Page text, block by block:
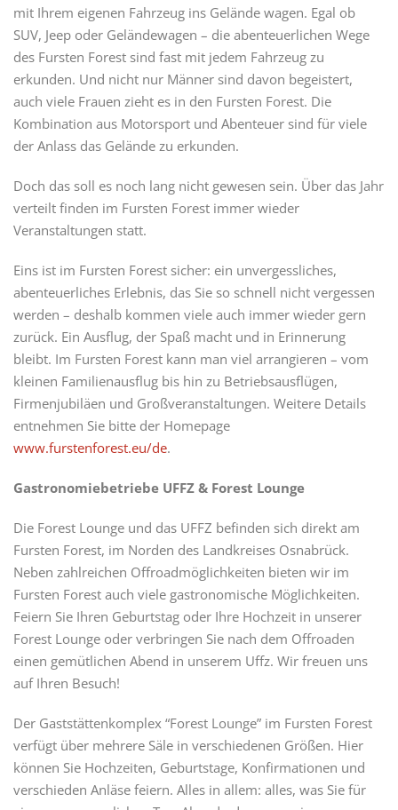
mit Ihrem eigenen Fahrzeug ins Gelände wagen. Egal ob
SUV, Jeep oder Geländewagen – die abenteuerlichen Wege
des Fursten Forest sind fast mit jedem Fahrzeug zu
erkunden. Und nicht nur Männer sind davon begeistert,
auch viele Frauen zieht es in den Fursten Forest. Die
Kombination aus Motorsport und Abenteuer sind für viele
der Anlass das Gelände zu erkunden.
Doch das soll es noch lang nicht gewesen sein. Über das Jahr
verteilt finden im Fursten Forest immer wieder
Veranstaltungen statt.
Eins ist im Fursten Forest sicher: ein unvergessliches,
abenteuerliches Erlebnis, das Sie so schnell nicht vergessen
werden – deshalb kommen viele auch immer wieder gern
zurück. Ein Ausflug, der Spaß macht und in Erinnerung
bleibt. Im Fursten Forest kann man viel arrangieren – vom
kleinen Familienausflug bis hin zu Betriebsausflügen,
Firmenjubiläen und Großveranstaltungen. Weitere Details
entnehmen Sie bitte der Homepage
www.furstenforest.eu/de.
Gastronomiebetriebe UFFZ & Forest Lounge
Die Forest Lounge und das UFFZ befinden sich direkt am
Fursten Forest, im Norden des Landkreises Osnabrück.
Neben zahlreichen Offroadmöglichkeiten bieten wir im
Fursten Forest auch viele gastronomische Möglichkeiten.
Feiern Sie Ihren Geburtstag oder Ihre Hochzeit in unserer
Forest Lounge oder verbringen Sie nach dem Offroaden
einen gemütlichen Abend in unserem Uffz. Wir freuen uns
auf Ihren Besuch!
Der Gaststättenkomplex “Forest Lounge” im Fursten Forest
verfügt über mehrere Säle in verschiedenen Größen. Hier
können Sie Hochzeiten, Geburtstage, Konfirmationen und
verschieden Anläse feiern. Alles in allem: alles, was Sie für